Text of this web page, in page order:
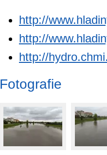
http://
http://
http://
Fotografie